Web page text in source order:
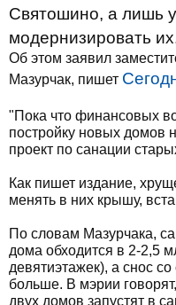
Святошино, а лишь
модернизировать
Об этом заявил
Мазурчак, пишет
"Пока что финансовых
постройку новых домов
проект по санации
Как пишет издание,
менять в них крышу,
По словам Мазурчака,
дома обходится в 2-2,5
девятиэтажек), а снос
больше. В мэрии
двух домов запустят в